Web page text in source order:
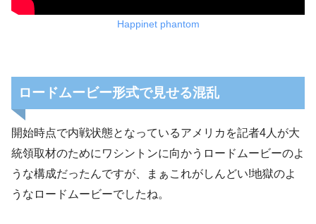
Happinet phantom
ロードムービー形式で見せる混乱
開始時点で内戦状態となっているアメリカを記者4人が大
統領取材のためにワシントンに向かうロードムービーのよ
うな構成だったんですが、まぁこれがしんどい!地獄のよ
うなロードムービーでしたね。